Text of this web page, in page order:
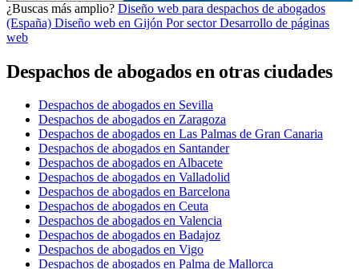
¿Buscas más amplio? Diseño web para despachos de abogados
(España) Diseño web en Gijón Por sectorDesarrollo de páginas
web
Despachos de abogados en otras ciudades
Despachos de abogados en Sevilla
Despachos de abogados en Zaragoza
Despachos de abogados en Las Palmas de Gran Canaria
Despachos de abogados en Santander
Despachos de abogados en Albacete
Despachos de abogados en Valladolid
Despachos de abogados en Barcelona
Despachos de abogados en Ceuta
Despachos de abogados en Valencia
Despachos de abogados en Badajoz
Despachos de abogados en Vigo
Despachos de abogados en Palma de Mallorca